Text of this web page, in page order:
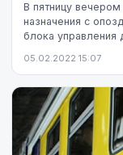
В пятницу
назначения с
блока управления
05.02.2022 15:07